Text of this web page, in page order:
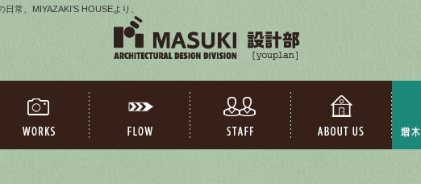
常、MIYAZAKI’S HOUSEより、